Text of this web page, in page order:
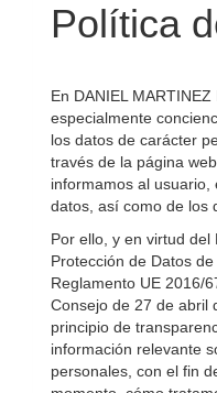
Política
En DANIEL MARTINEZ
especialmente
los datos de carácter
través de la página
informamos al
datos, así como de los
Por ello, y en virtud
Protección de Datos
Reglamento UE 2016/
Consejo de 27 de abril
principio de
información relevante
personales, con el fin